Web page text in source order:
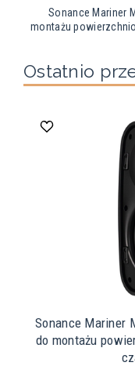
Sonance Mariner
montażu
Ostatnio
Sonance Mariner
do montażu